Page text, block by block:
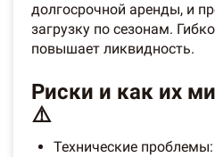
долгосрочной аренды, и
загрузку по сезонам.
повышает ликвидность.
Риски и как их
⚠️
Технические